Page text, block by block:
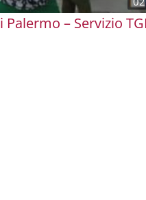
Palermo – Servizio